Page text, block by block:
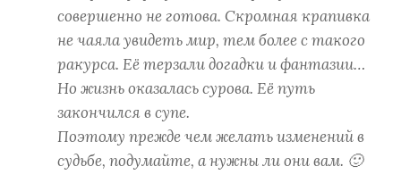
совершенно не готова. Скромная крапивка
не чаяла увидеть мир, тем более с такого
ракурса. Её терзали догадки и фантазии…
Но жизнь оказалась сурова. Её путь
закончился в супе.
Поэтому прежде чем желать изменений в
судьбе, подумайте, а нужны ли они вам. 🙂